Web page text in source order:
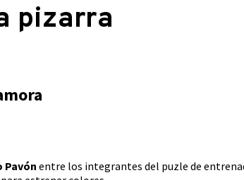
pizarra
Pavónentre los integrantes del puzle de